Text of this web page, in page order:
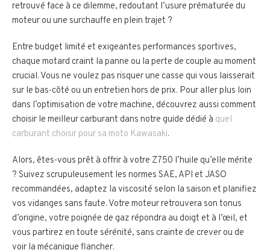
retrouvé face à ce dilemme, redoutant l’usure prématurée du
moteur ou une surchauffe en plein trajet ?
Entre budget limité et exigeantes performances sportives,
chaque motard craint la panne ou la perte de couple au moment
crucial. Vous ne voulez pas risquer une casse qui vous laisserait
sur le bas-côté ou un entretien hors de prix. Pour aller plus loin
dans l’optimisation de votre machine, découvrez aussi comment
choisir le meilleur carburant dans notre guide dédié à quel
carburant choisir pour sa moto Kawasaki.
Alors, êtes-vous prêt à offrir à votre Z750 l’huile qu’elle mérite
? Suivez scrupuleusement les normes SAE, API et JASO
recommandées, adaptez la viscosité selon la saison et planifiez
vos vidanges sans faute. Votre moteur retrouvera son tonus
d’origine, votre poignée de gaz répondra au doigt et à l’œil, et
vous partirez en toute sérénité, sans crainte de crever ou de
voir la mécanique flancher.